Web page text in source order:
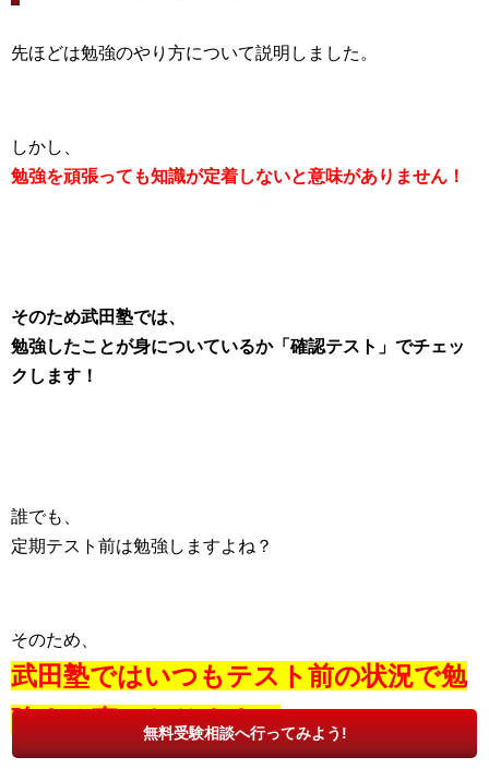
先ほどは勉強のやり方について説明しました。
しかし、
勉強を頑張っても知識が定着しないと意味がありません！
そのため武田塾では、
勉強したことが身についているか「確認テスト」でチェッ
クします！
誰でも、
定期テスト前は勉強しますよね？
そのため、
武田塾ではいつもテスト前の状況で勉
強する事になります！
無料受験相談へ行ってみよう!